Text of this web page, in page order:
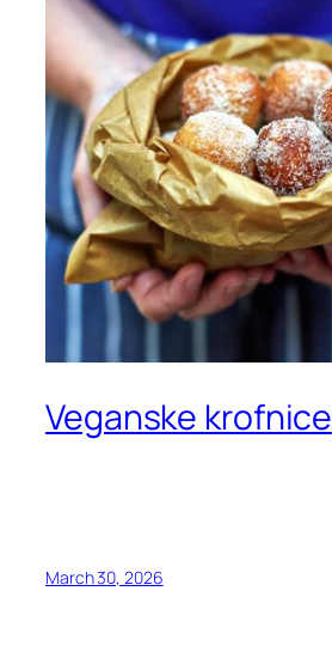
Veganske krofnice
March 30, 2026